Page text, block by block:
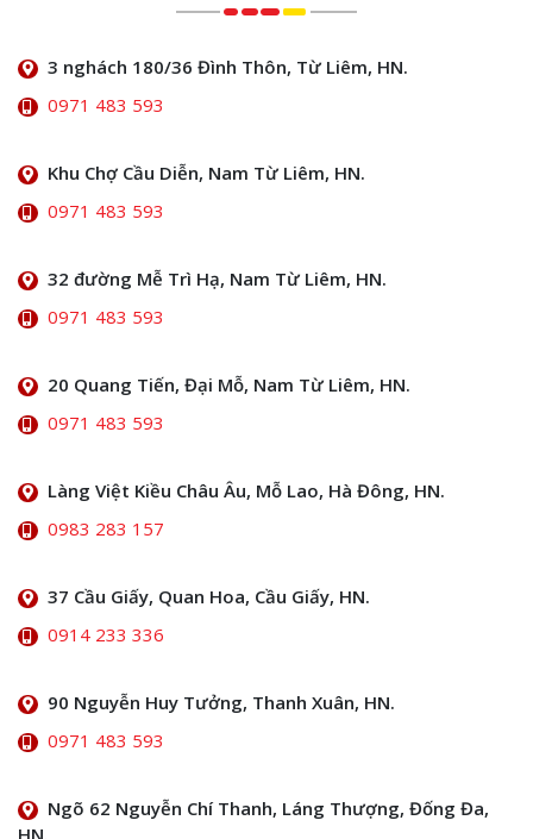
3 nghách 180/36 Đình Thôn, Từ Liêm, HN.
0971 483 593
Khu Chợ Cầu Diễn, Nam Từ Liêm, HN.
0971 483 593
32 đường Mễ Trì Hạ, Nam Từ Liêm, HN.
0971 483 593
20 Quang Tiến, Đại Mỗ, Nam Từ Liêm, HN.
0971 483 593
Làng Việt Kiều Châu Âu, Mỗ Lao, Hà Đông, HN.
0983 283 157
37 Cầu Giấy, Quan Hoa, Cầu Giấy, HN.
0914 233 336
90 Nguyễn Huy Tưởng, Thanh Xuân, HN.
0971 483 593
Ngõ 62 Nguyễn Chí Thanh, Láng Thượng, Đống Đa,